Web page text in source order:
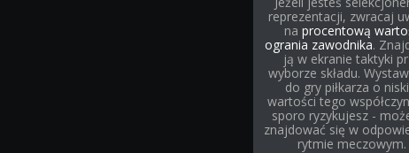
reprezentacji, zwracaj
na procentową
ogrania zawodnika.
ją w ekranie taktyki
wyborze składu.
do gry piłkarza o
wartości tego
sporo ryzykujesz -
znajdować się w
rytmie meczowym.